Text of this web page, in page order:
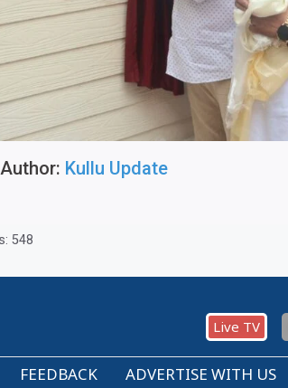
Author: Kullu Update
548
Live TV
FEEDBACK ADVERTISE WITH US